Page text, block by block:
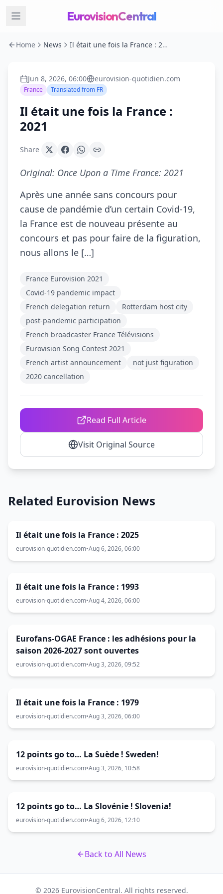
EurovisionCentral
Home News Il était une fois la France : 2021
Jun 8, 2026, 06:00 eurovision-quotidien.com
France Translated from FR
Il était une fois la France :
2021
Share
Original: Once Upon a Time France: 2021
Après une année sans concours pour
cause de pandémie d’un certain Covid-19,
la France est de nouveau présente au
concours et pas pour faire de la figuration,
nous allons le […]
France Eurovision 2021
Covid-19 pandemic impact
French delegation return
Rotterdam host city
post-pandemic participation
French broadcaster France Télévisions
Eurovision Song Contest 2021
French artist announcement
not just figuration
2020 cancellation
Read Full Article
Visit Original Source
Related Eurovision News
Il était une fois la France : 2025
eurovision-quotidien.com•Aug 6, 2026, 06:00
Il était une fois la France : 1993
eurovision-quotidien.com•Aug 4, 2026, 06:00
Eurofans-OGAE France : les adhésions pour la
saison 2026-2027 sont ouvertes
eurovision-quotidien.com•Aug 3, 2026, 09:52
Il était une fois la France : 1979
eurovision-quotidien.com•Aug 3, 2026, 06:00
12 points go to… La Suède ! Sweden!
eurovision-quotidien.com•Aug 3, 2026, 10:58
12 points go to… La Slovénie ! Slovenia!
eurovision-quotidien.com•Aug 6, 2026, 12:10
Back to All News
© 2026 EurovisionCentral. All rights reserved.